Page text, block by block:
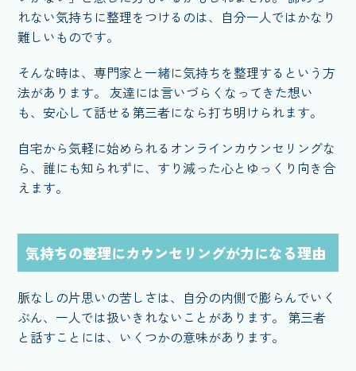
れない気持ちに整理をつけるのは、自分一人ではかなり
難しいものです。
そんな時は、専門家と一緒に気持ちを整理するという方
法があります。 友達には言いづらくなってきた想い
も、安心して話せる第三者になら打ち明けられます。
自宅から気軽に始められるオンラインカウンセリングな
ら、誰にも知られずに、すり減った心とゆっくり向き合
えます。
気持ちの整理にカウンセリングが力になる理由
脈なしの片思いの苦しさは、自分の内側で膨らんでいく
ぶん、一人では扱いきれないことがあります。 第三者
と話すことには、いくつかの意味があります。